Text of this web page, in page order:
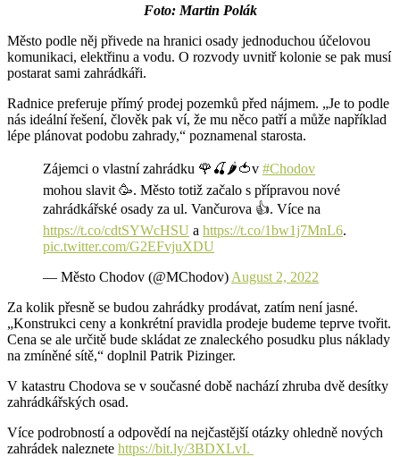
Foto: Martin Polák
Město podle něj přivede na hranici osady jednoduchou účelovou
komunikaci, elektřinu a vodu. O rozvody uvnitř kolonie se pak musí
postarat sami zahrádkáři.
Radnice preferuje přímý prodej pozemků před nájmem. „Je to podle
nás ideální řešení, člověk pak ví, že mu něco patří a může například
lépe plánovat podobu zahrady,“ poznamenal starosta.
Zájemci o vlastní zahrádku 🌹🍒🌶️🍅v #Chodov
mohou slavit 🥳. Město totiž začalo s přípravou nové
zahrádkářské osady za ul. Vančurova 👍. Více na
https://t.co/cdtSYWcHSU a https://t.co/1bw1j7MnL6.
pic.twitter.com/G2EFvjuXDU
— Město Chodov (@MChodov) August 2, 2022
Za kolik přesně se budou zahrádky prodávat, zatím není jasné.
„Konstrukci ceny a konkrétní pravidla prodeje budeme teprve tvořit.
Cena se ale určitě bude skládat ze znaleckého posudku plus náklady
na zmíněné sítě,“ doplnil Patrik Pizinger.
V katastru Chodova se v současné době nachází zhruba dvě desítky
zahrádkářských osad.
Více podrobností a odpovědí na nejčastější otázky ohledně nových
zahrádek naleznete https://bit.ly/3BDXLvI.